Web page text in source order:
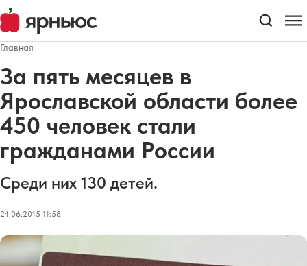
Главная
За пять месяцев в
Ярославской области более
450 человек стали
гражданами России
Среди них 130 детей.
24.06.2015 11:58